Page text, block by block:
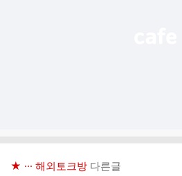
★ ··· 해외토크방 다른글